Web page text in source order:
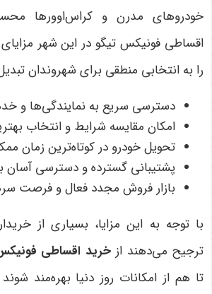
خودروهای مدرن و کراس‌اوورها
اقساطی فونیکس تیگو در این شهر
را به انتخابی منطقی برای شهروندان
دسترسی سریع به نمایندگی‌ها و
امکان مقایسه شرایط و انتخاب
تحویل خودرو در کوتاه‌ترین زمان
پشتیبانی گسترده و دسترسی آسان
بازار فروش مجدد فعال و فرصت
با توجه به این مزایا، بسیاری از
ترجیح می‌دهند ازخرید اقساطی
تا هم از امکانات روز دنیا بهره‌مند